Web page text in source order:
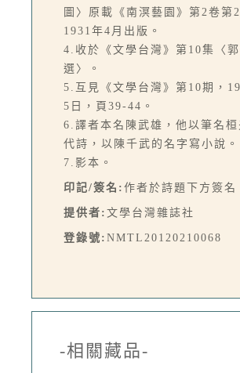
圖〉原載《南溟藝園》第2卷第2
1931年4月出版。
4.收於《文學台灣》第10集〈
選〉。
5.互見《文學台灣》第10期，
5日，頁39-44。
6.譯者本名陳武雄，他以筆名桓
代詩，以陳千武的名字寫小說。
7.影本。
印記/簽名: 作者於詩題下方簽名
提供者: 文學台灣雜誌社
登錄號: NMTL20120210068
-相關藏品-